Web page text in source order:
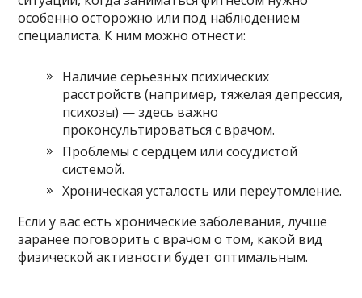
особенно осторожно или под наблюдением
специалиста. К ним можно отнести:
Наличие серьезных психических
расстройств (например, тяжелая депрессия,
психозы) — здесь важно
проконсультироваться с врачом.
Проблемы с сердцем или сосудистой
системой.
Хроническая усталость или переутомление.
Если у вас есть хронические заболевания, лучше
заранее поговорить с врачом о том, какой вид
физической активности будет оптимальным.